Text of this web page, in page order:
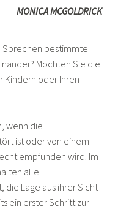
MONICA MCGOLDRICK
Sprechen bestimmte
Möchten Sie die
Kindern oder Ihren
wenn die
ist oder von einem
empfunden wird. Im
alle
Lage aus ihrer Sicht
ein erster Schritt zur